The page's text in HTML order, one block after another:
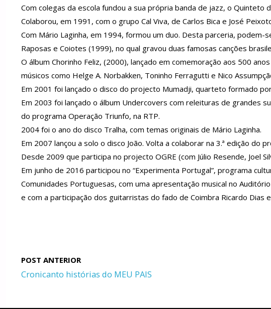
Com colegas da escola fundou a sua própria banda de jazz, o Quinteto
Colaborou, em 1991, com o grupo Cal Viva, de Carlos Bica e José
Com Mário Laginha, em 1994, formou um duo. Desta parceria,
Raposas e Coiotes (1999), no qual gravou duas famosas canções
O álbum Chorinho Feliz, (2000), lançado em comemoração aos 500
músicos como Helge A. Norbakken, Toninho Ferragutti e Nico
Em 2001 foi lançado o disco do projecto Mumadji, quarteto formado
Em 2003 foi lançado o álbum Undercovers com releituras de grandes
do programa Operação Triunfo, na RTP.
2004 foi o ano do disco Tralha, com temas originais de Mário Laginha.
Em 2007 lançou a solo o disco João. Volta a colaborar na 3.ª edição do
Desde 2009 que participa no projecto OGRE (com Júlio Resende, Joel
Em junho de 2016 participou no “Experimenta Portugal”, programa
Comunidades Portuguesas, com uma apresentação musical no
e com a participação dos guitarristas do fado de Coimbra Ricardo Dias
Cronicanto histórias do MEU PAIS